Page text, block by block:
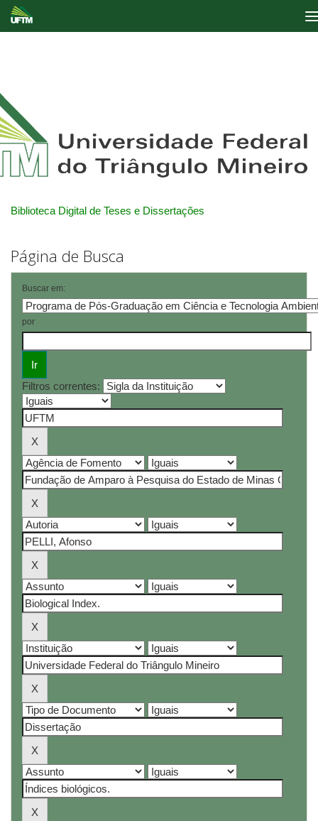
Biblioteca Digital de Teses e Dissertações
Página de Busca
Buscar em:
por
Filtros correntes: